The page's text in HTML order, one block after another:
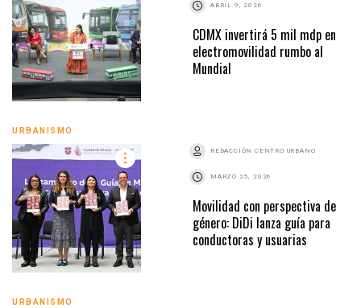
ABRIL 9, 2026
CDMX invertirá 5 mil mdp en
electromovilidad rumbo al
Mundial
URBANISMO
REDACCIÓN CENTRO URBANO
MARZO 25, 2026
Movilidad con perspectiva de
género: DiDi lanza guía para
conductoras y usuarias
URBANISMO